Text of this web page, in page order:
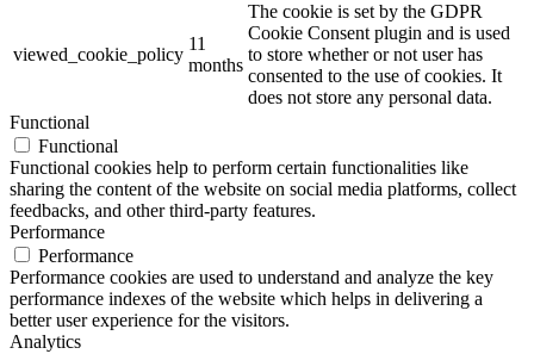
viewed_cookie_policy
11
months
The cookie is set by the GDPR
Cookie Consent plugin and is used
to store whether or not user has
consented to the use of cookies. It
does not store any personal data.
Functional
Functional
Functional cookies help to perform certain functionalities like
sharing the content of the website on social media platforms, collect
feedbacks, and other third-party features.
Performance
Performance
Performance cookies are used to understand and analyze the key
performance indexes of the website which helps in delivering a
better user experience for the visitors.
Analytics